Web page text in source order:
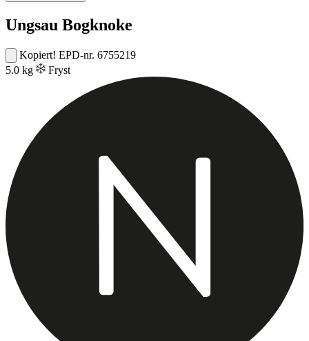
Ungsau Bogknoke
Kopiert! EPD-nr. 6755219
5.0 kg
Fryst